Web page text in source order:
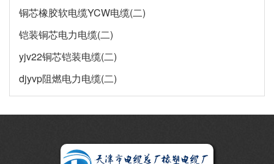
铜芯橡胶软电缆YCW电缆(二)
铠装铜芯电力电缆(二)
yjv22铜芯铠装电缆(二)
djyvp阻燃电力电缆(二)